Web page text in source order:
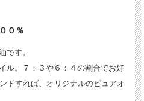
０％
です。
ル。７：３や６：４の割合でお好
ドすれば、オリジナルのピュアオ